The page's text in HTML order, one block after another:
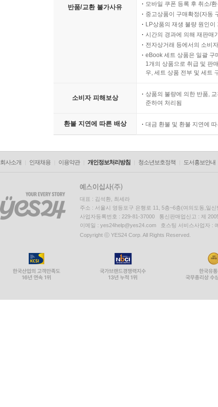
반품/교환 불가사유
모바일 쿠폰 등록 후 취소/
중고상품이 구매확정(자동
LP상품의 재생 불량 원인
시간의 경과에 의해 재판매
전자상거래 등에서의 소비
eBook 세트 상품은 일괄 구
1개의 상품으로 취급 및 판
우, 세트 상품 전부 및 세트
소비자 피해보상
상품의 불량에 의한 반품,
준하여 처리됨
환불 지연에 따른 배상 대금 환불 및 환불 지연에
회사소개 인재채용 이용약관 개인정보처리방침 청소년보호정책 도서홍보안내
대표 : 김석환, 최세라
주소 : 서울시 영등포구 은행로 11, 5층~6층(여의도동,일신
사업자등록번호 : 229-81-37000 통신판매업신고 : 제
이메일 : yes24help@yes24.com 호스팅 서비스사업자 :
Copyright ⓒ YES24 Corp. All Rights Reserved.